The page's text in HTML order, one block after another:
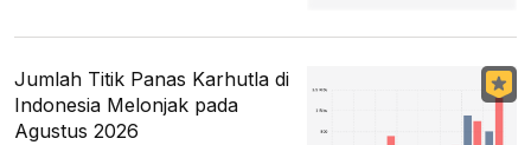
Jumlah Titik Panas Karhutla di
Indonesia Melonjak pada
Agustus 2026